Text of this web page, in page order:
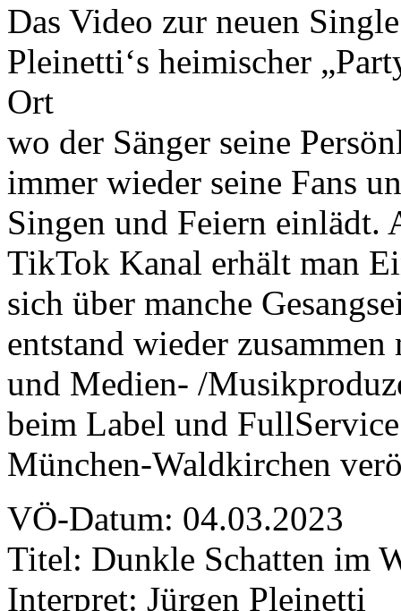
Das Video zur neuen
Pleinetti‘s heimischer
Ort
wo der Sänger seine
immer wieder seine Fans
Singen und Feiern einlädt.
TikTok Kanal erhält man
sich über manche
entstand wieder
und Medien- /
beim Label und
München-Waldkirchen
VÖ-Datum: 04.03.2023
Titel: Dunkle Schatten im
Interpret: Jürgen Pleinetti